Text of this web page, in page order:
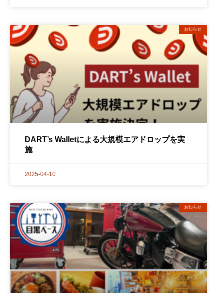
お知らせ
DART’s Walletによる大規模エアドロップを実
施
2025-04-10
お知らせ